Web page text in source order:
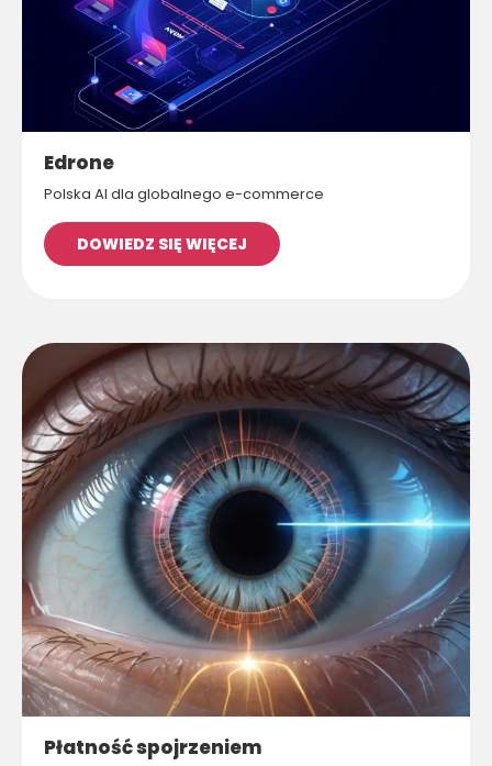
Edrone
Polska AI dla globalnego e-commerce
DOWIEDZ SIĘ WIĘCEJ
Płatność spojrzeniem